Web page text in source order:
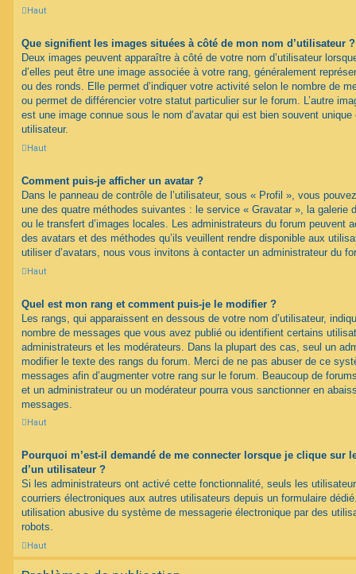
Haut
Que signifient les images situées à côté de mon nom d’utilisateur ?
Deux images peuvent apparaître à côté de votre nom d’utilisateur
d’elles peut être une image associée à votre rang, généralement
ou des ronds. Elle permet d’indiquer votre activité selon le nombre de
ou permet de différencier votre statut particulier sur le forum. L’autre
est une image connue sous le nom d’avatar qui est bien souvent
utilisateur.
Haut
Comment puis-je afficher un avatar ?
Dans le panneau de contrôle de l’utilisateur, sous « Profil », vous
une des quatre méthodes suivantes : le service « Gravatar », la galerie
ou le transfert d’images locales. Les administrateurs du forum peuvent
des avatars et des méthodes qu’ils veuillent rendre disponible aux
utiliser d’avatars, nous vous invitons à contacter un administrateur du
Haut
Quel est mon rang et comment puis-je le modifier ?
Les rangs, qui apparaissent en dessous de votre nom d’utilisateur,
nombre de messages que vous avez publié ou identifient certains
administrateurs et les modérateurs. Dans la plupart des cas, seul un
modifier le texte des rangs du forum. Merci de ne pas abuser de ce
messages afin d’augmenter votre rang sur le forum. Beaucoup de
et un administrateur ou un modérateur pourra vous sanctionner en
messages.
Haut
Pourquoi m’est-il demandé de me connecter lorsque je clique sur
d’un utilisateur ?
Si les administrateurs ont activé cette fonctionnalité, seuls les
courriers électroniques aux autres utilisateurs depuis un formulaire
utilisation abusive du système de messagerie électronique par des
robots.
Haut